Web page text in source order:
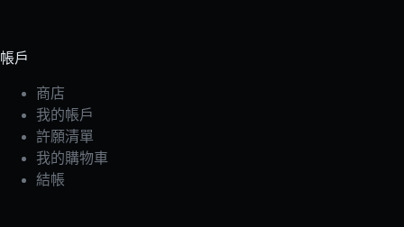
帳戶
商店
我的帳戶
許願清單
我的購物車
結帳